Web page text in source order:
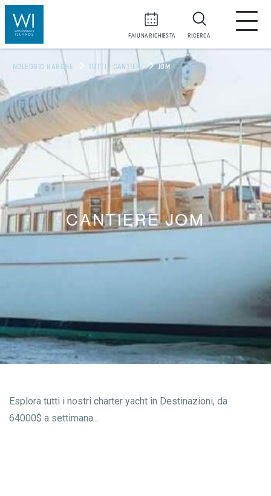
FAI UNA RICHIESTA RICERCA
NOLEGGIO BARCHE TUTTI I CANTIERI JOM
CANTIERE JOM
Esplora tutti i nostri charter yacht in Destinazioni, da
64000$ a settimana...